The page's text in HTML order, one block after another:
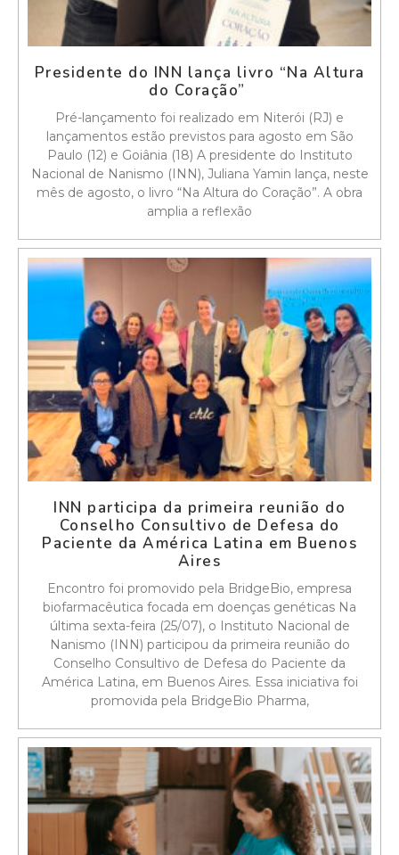
Presidente do INN lança livro “Na Altura
do Coração”
Pré-lançamento foi realizado em Niterói (RJ) e
lançamentos estão previstos para agosto em São
Paulo (12) e Goiânia (18) A presidente do Instituto
Nacional de Nanismo (INN), Juliana Yamin lança, neste
mês de agosto, o livro “Na Altura do Coração”. A obra
amplia a reflexão
INN participa da primeira reunião do
Conselho Consultivo de Defesa do
Paciente da América Latina em Buenos
Aires
Encontro foi promovido pela BridgeBio, empresa
biofarmacêutica focada em doenças genéticas Na
última sexta-feira (25/07), o Instituto Nacional de
Nanismo (INN) participou da primeira reunião do
Conselho Consultivo de Defesa do Paciente da
América Latina, em Buenos Aires. Essa iniciativa foi
promovida pela BridgeBio Pharma,